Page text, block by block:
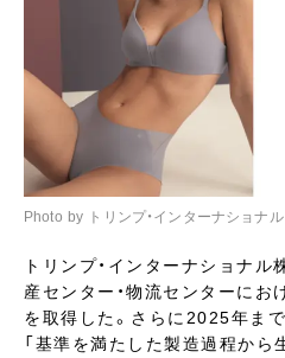
Photo by トリンプ・インターナショナル
トリンプ・インターナショナル
産センター・物流センターに
を取得した。さらに2025年ま
「基準を満たした製造過程から